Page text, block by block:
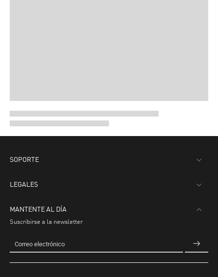
SOPORTE
LEGALES
MANTENTE AL DÍA
Suscribirse a la newsletter
Correo electrónico